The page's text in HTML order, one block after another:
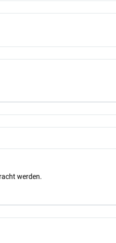
werden.